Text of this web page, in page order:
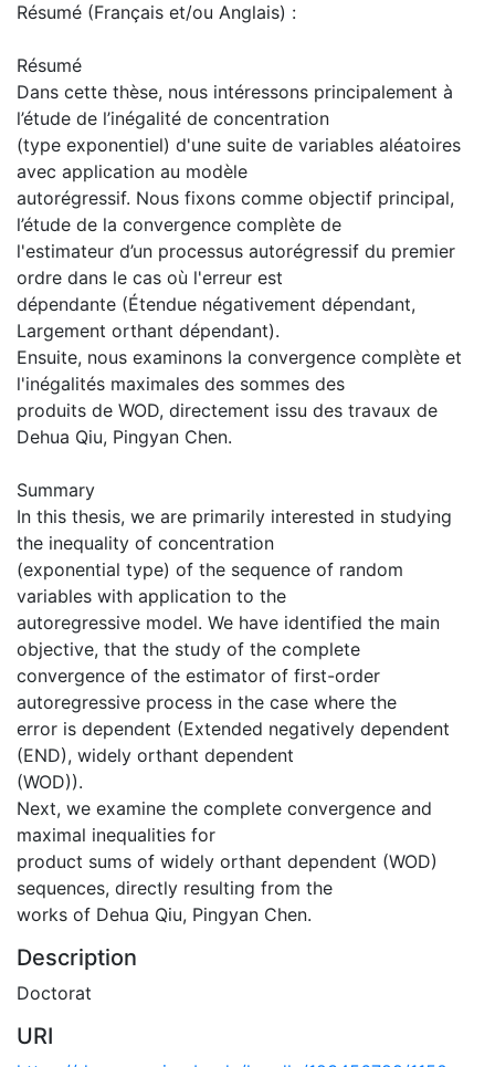
Résumé (Français et/ou Anglais) :
Résumé
Dans cette thèse, nous intéressons principalement à
l’étude de l’inégalité de concentration
(type exponentiel) d'une suite de variables aléatoires
avec application au modèle
autorégressif. Nous fixons comme objectif principal,
l’étude de la convergence complète de
l'estimateur d’un processus autorégressif du premier
ordre dans le cas où l'erreur est
dépendante (Étendue négativement dépendant,
Largement orthant dépendant).
Ensuite, nous examinons la convergence complète et
l'inégalités maximales des sommes des
produits de WOD, directement issu des travaux de
Dehua Qiu, Pingyan Chen.
Summary
In this thesis, we are primarily interested in studying
the inequality of concentration
(exponential type) of the sequence of random
variables with application to the
autoregressive model. We have identified the main
objective, that the study of the complete
convergence of the estimator of first-order
autoregressive process in the case where the
error is dependent (Extended negatively dependent
(END), widely orthant dependent
(WOD)).
Next, we examine the complete convergence and
maximal inequalities for
product sums of widely orthant dependent (WOD)
sequences, directly resulting from the
works of Dehua Qiu, Pingyan Chen.
Description
Doctorat
URI